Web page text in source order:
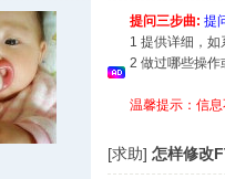
提问三步曲: 提
1 提供详细，
2 做过哪些操作
温馨提示：信
[求助] 怎样修改